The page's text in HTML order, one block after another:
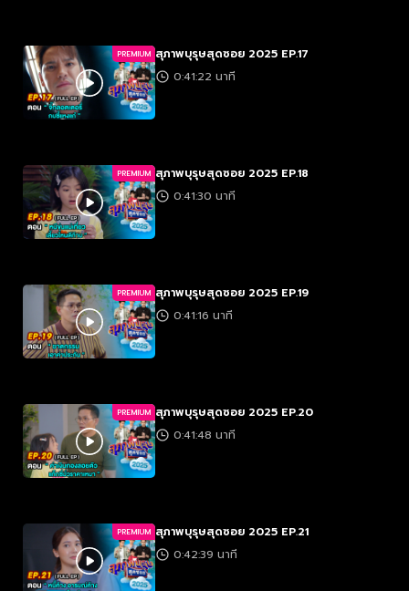
PREMIUM สุภาพบุรุษสุดซอย 2025 EP.17
0:41:22 นาที
PREMIUM สุภาพบุรุษสุดซอย 2025 EP.18
0:41:30 นาที
PREMIUM สุภาพบุรุษสุดซอย 2025 EP.19
0:41:16 นาที
PREMIUM สุภาพบุรุษสุดซอย 2025 EP.20
0:41:48 นาที
PREMIUM สุภาพบุรุษสุดซอย 2025 EP.21
0:42:39 นาที